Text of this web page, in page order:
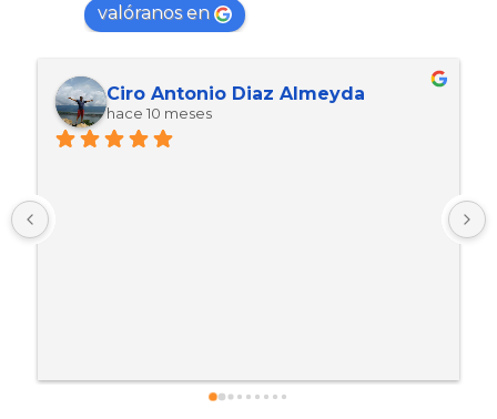
valóranos en
Ciro Antonio Diaz Almeyda
hace 10 meses